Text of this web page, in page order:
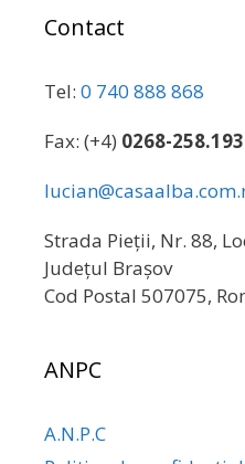
Contact
Tel: 0 740 888 868
Fax: (+4) 0268-258.193
Strada Pieții, Nr. 88,
Județul Brașov
Cod Postal 507075,
ANPC
A.N.P.C